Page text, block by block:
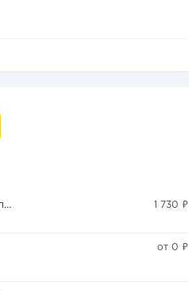
Облачная 1С:Зарплата и управление персоналом 1 730 ₽
от 0 ₽